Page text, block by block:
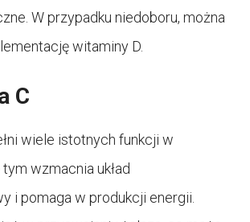
W przypadku niedoboru, można
witaminy D.
C
wiele istotnych funkcji w
wzmacnia układ
i pomaga w produkcji energii.